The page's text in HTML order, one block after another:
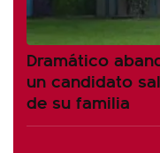
Dramático
un candidato
de su familia